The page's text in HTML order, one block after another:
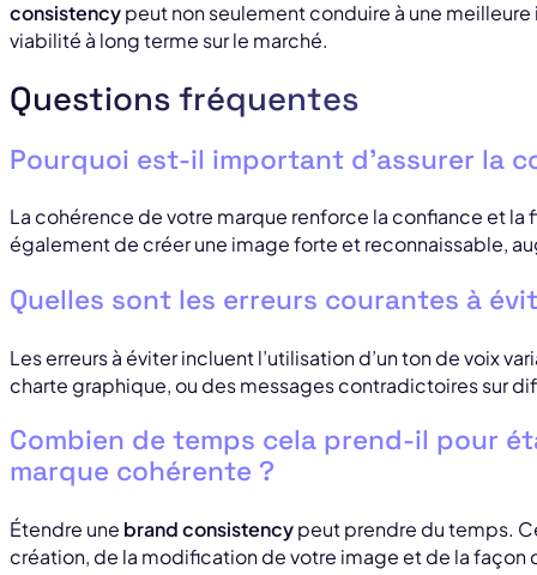
consistencypeut non seulement conduire à une
viabilité à long terme sur le marché.
Questions fréquentes
Pourquoi est-il important d’assurer la
La cohérence de votre marque renforce la confiance et
également de créer une image forte et reconnaissable,
Quelles sont les erreurs courantes à
Les erreurs à éviter incluent l’utilisation d’un ton de voix
charte graphique, ou des messages contradictoires sur
Combien de temps cela prend-il pour
marque cohérente ?
Étendre une brand consistencypeut prendre du temps.
création, de la modification de votre image et de la façon